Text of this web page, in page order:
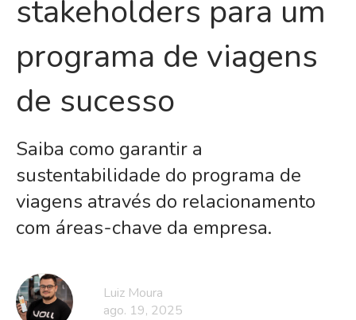
stakeholders para um
programa de viagens
de sucesso
Saiba como garantir a
sustentabilidade do programa de
viagens através do relacionamento
com áreas-chave da empresa.
Luiz Moura
ago. 19, 2025